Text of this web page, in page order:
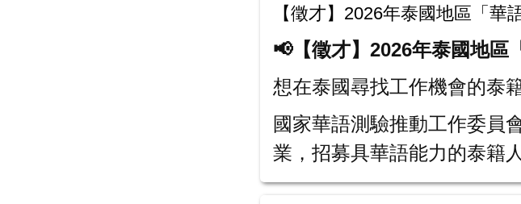
【徵才】2026年泰國地區「華
📢【徵才】2026年泰國地區
想在泰國尋找工作機會的泰
國家華語測驗推動工作委員
業，招募具華語能力的泰籍